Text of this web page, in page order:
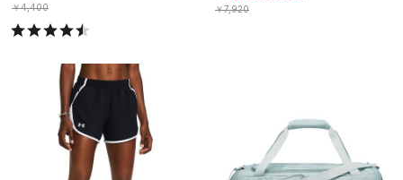
￥4,400
￥7,920